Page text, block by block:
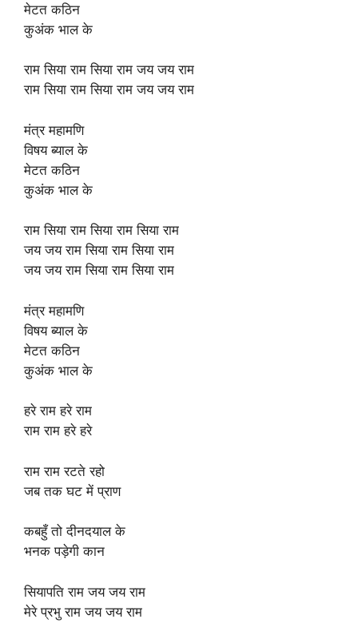
मेटत कठिन
कुअंक भाल के
राम सिया राम सिया राम जय जय राम
राम सिया राम सिया राम जय जय राम
मंत्र महामणि
विषय ब्याल के
मेटत कठिन
कुअंक भाल के
राम सिया राम सिया राम सिया राम
जय जय राम सिया राम सिया राम
जय जय राम सिया राम सिया राम
मंत्र महामणि
विषय ब्याल के
मेटत कठिन
कुअंक भाल के
हरे राम हरे राम
राम राम हरे हरे
राम राम रटते रहो
जब तक घट में प्राण
कबहुँ तो दीनदयाल के
भनक पड़ेगी कान
सियापति राम जय जय राम
मेरे प्रभु राम जय जय राम